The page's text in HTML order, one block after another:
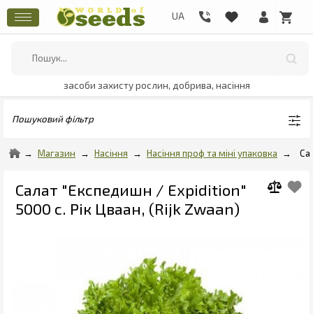
засоби захисту рослин, добрива, насіння
Пошуковий фільтр
Магазин Насіння Насіння проф та міні упаковка
Салат "Експедишн / Expidition"
5000 с. Рік Цваан, (Rijk Zwaan)